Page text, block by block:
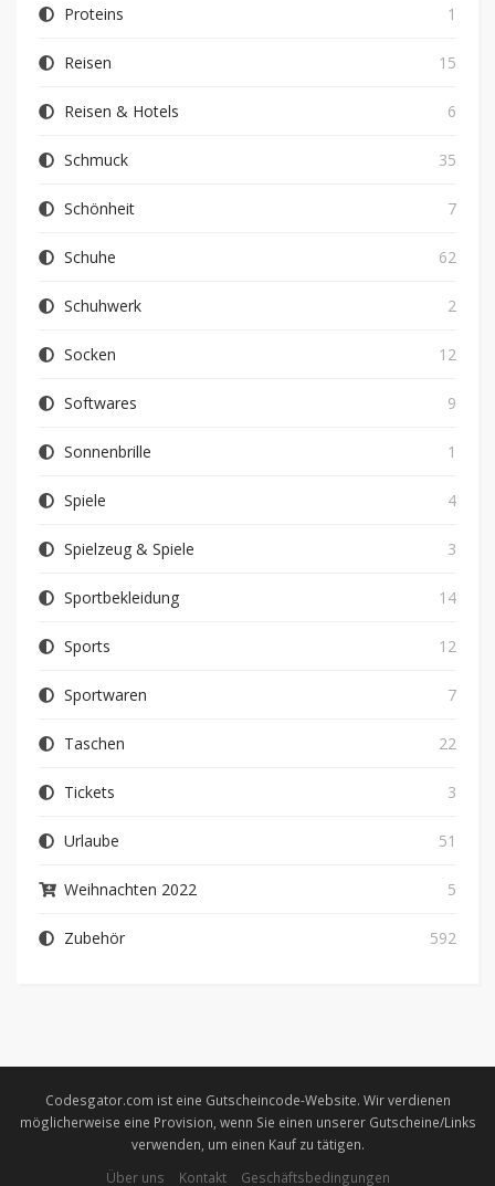
Proteins 1
Reisen 15
Reisen & Hotels 6
Schmuck 35
Schönheit 7
Schuhe 62
Schuhwerk 2
Socken 12
Softwares 9
Sonnenbrille 1
Spiele 4
Spielzeug & Spiele 3
Sportbekleidung 14
Sports 12
Sportwaren 7
Taschen 22
Tickets 3
Urlaube 51
Weihnachten 2022 5
Zubehör 592
Codesgator.com ist eine Gutscheincode-Website. Wir verdienen
möglicherweise eine Provision, wenn Sie einen unserer Gutscheine/Links
verwenden, um einen Kauf zu tätigen.
Über uns
Kontakt Geschäftsbedingungen